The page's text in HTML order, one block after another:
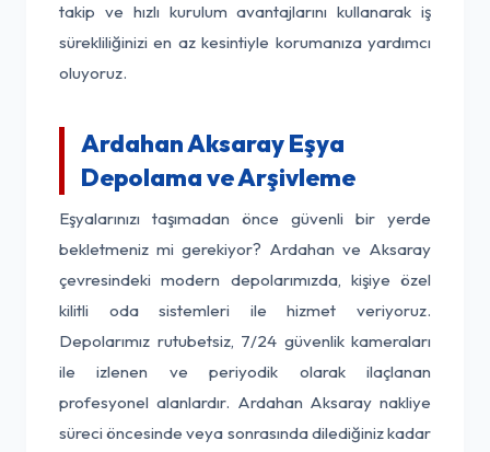
takip ve hızlı kurulum avantajlarını kullanarak iş
sürekliliğinizi en az kesintiyle korumanıza yardımcı
oluyoruz.
Ardahan Aksaray Eşya
Depolama ve Arşivleme
Eşyalarınızı taşımadan önce güvenli bir yerde
bekletmeniz mi gerekiyor? Ardahan ve Aksaray
çevresindeki modern depolarımızda, kişiye özel
kilitli oda sistemleri ile hizmet veriyoruz.
Depolarımız rutubetsiz, 7/24 güvenlik kameraları
ile izlenen ve periyodik olarak ilaçlanan
profesyonel alanlardır. Ardahan Aksaray nakliye
süreci öncesinde veya sonrasında dilediğiniz kadar